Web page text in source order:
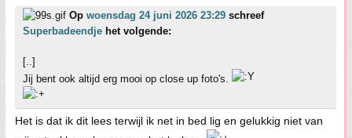
Op woensdag 24 juni 2026 23:29 schreef
Superbadeendje het volgende:
[..]
Jij bent ook altijd erg mooi op close up foto's.
Het is dat ik dit lees terwijl ik net in bed lig en gelukkig niet van